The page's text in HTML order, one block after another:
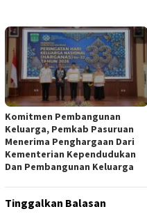
Komitmen Pembangunan
Keluarga, Pemkab Pasuruan
Menerima Penghargaan Dari
Kementerian Kependudukan
Dan Pembangunan Keluarga
Tinggalkan Balasan